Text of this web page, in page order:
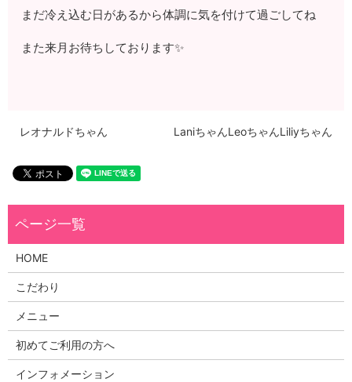
まだ冷え込む日があるから体調に気を付けて過ごしてね
また来月お待ちしております✨
レオナルドちゃん LaniちゃんLeoちゃんLiliyちゃん
HOME
こだわり
メニュー
初めてご利用の方へ
インフォメーション